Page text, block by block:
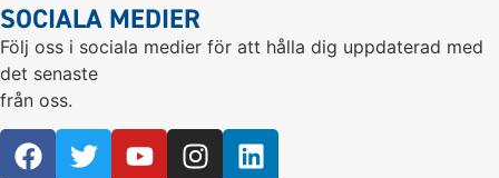
SOCIALA MEDIER
Följ oss i sociala medier för att hålla dig uppdaterad med
det senaste
från oss.